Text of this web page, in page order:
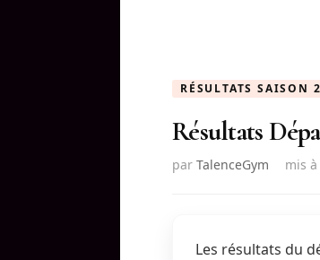
RÉSULTATS SAISON
Résultats
par TalenceGym mis
Les résultats du